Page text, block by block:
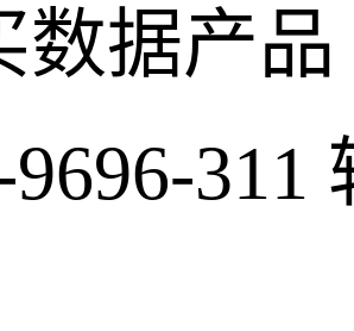
数据产品
9696-311